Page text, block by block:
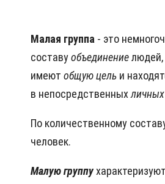
Малая группа - это
составуобъединениелюдей,
имеют общую цель и
в непосредственныхличных
По количественному
человек.
Малую группу